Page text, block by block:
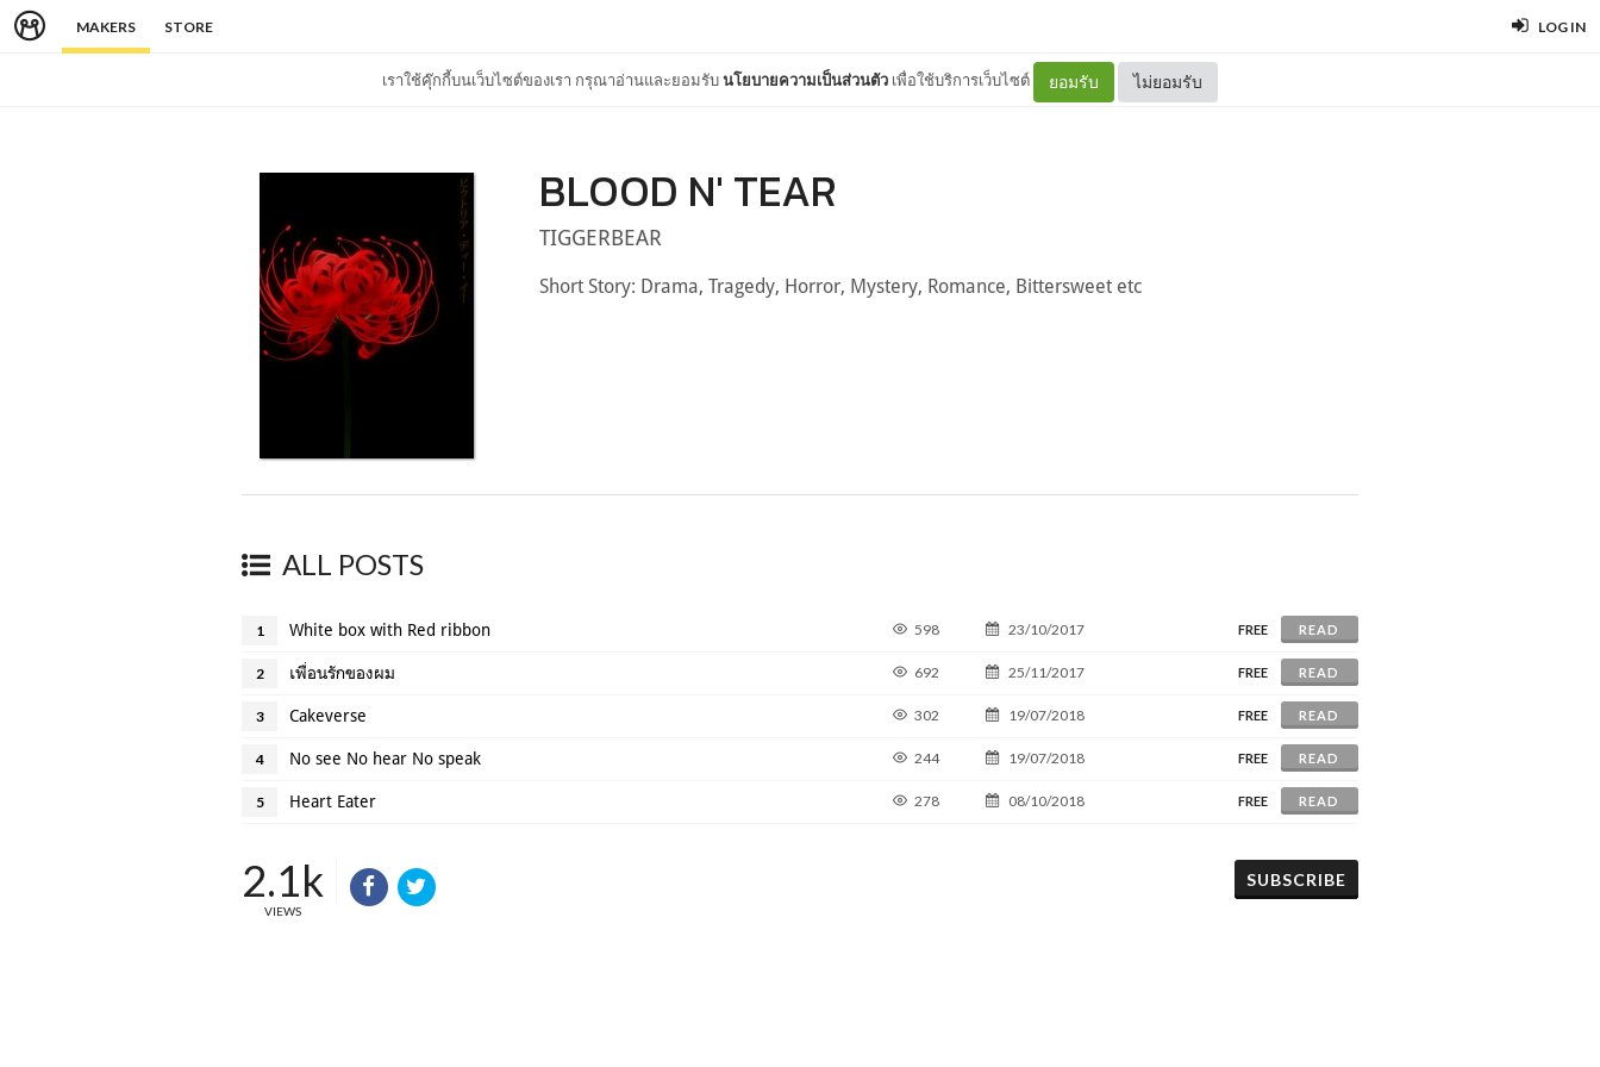
MAKERS STORE LOG IN
เราใช้คุ๊กกี้บนเว็บไซต์ของเรา กรุณาอ่านและยอมรับนโยบายความเป็นส่วนตัว เพื่อใช้บริการเว็บไซต์ ยอมรับ ไม่ยอมรับ
BLOOD N' TEAR
TIGGERBEAR
Short Story: Drama, Tragedy, Horror, Mystery, Romance, Bittersweet etc
ALL POSTS
1 White box with Red ribbon 598 23/10/2017 FREE READ
2 เพื่อนรักของผม 692 25/11/2017 FREE READ
3 Cakeverse 302 19/07/2018 FREE READ
4 No see No hear No speak 244 19/07/2018 FREE READ
5 Heart Eater 278 08/10/2018 FREE READ
2.1k
VIEWS
SUBSCRIBE